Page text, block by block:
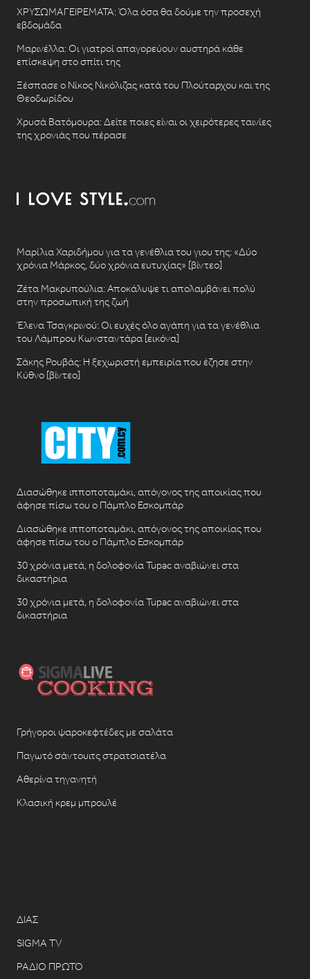
ΧΡΥΣΩΜΑΓΕΙΡΕΜΑΤΑ: Όλα όσα θα δούμε την προσεχή
εβδομάδα
Μαρινέλλα: Οι γιατροί απαγορεύουν αυστηρά κάθε
επίσκεψη στο σπίτι της
Ξέσπασε ο Νίκος Νικόλιζας κατά του Πλούταρχου και της
Θεοδωρίδου
Χρυσά Βατόμουρα: Δείτε ποιες είναι οι χειρότερες ταινίες
της χρονιάς που πέρασε
Μαρίλια Χαριδήμου για τα γενέθλια του γιου της: «Δύο
χρόνια Μάρκος, δύο χρόνια ευτυχίας» [βίντεο]
Ζέτα Μακρυπούλια: Αποκάλυψε τι απολαμβάνει πολύ
στην προσωπική της ζωή
Έλενα Τσαγκρινού: Οι ευχές όλο αγάπη για τα γενέθλια
του Λάμπρου Κωνσταντάρα [εικόνα]
Σάκης Ρουβάς: Η ξεχωριστή εμπειρία που έζησε στην
Κύθνο [βίντεο]
Διασώθηκε ιπποποταμάκι, απόγονος της αποικίας που
άφησε πίσω του ο Πάμπλο Εσκομπάρ
Διασώθηκε ιπποποταμάκι, απόγονος της αποικίας που
άφησε πίσω του ο Πάμπλο Εσκομπάρ
30 χρόνια μετά, η δολοφονία Tupac αναβιώνει στα
δικαστήρια
30 χρόνια μετά, η δολοφονία Tupac αναβιώνει στα
δικαστήρια
Γρήγοροι ψαροκεφτέδες με σαλάτα
Παγωτό σάντουιτς στρατσιατέλα
Αθερίνα τηγανητή
Κλασική κρεμ μπρουλέ
ΔΙΑΣ
SIGMA TV
ΡΑΔΙΟ ΠΡΩΤΟ